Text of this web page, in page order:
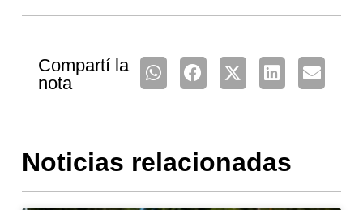
Compartí la
nota
Noticias relacionadas